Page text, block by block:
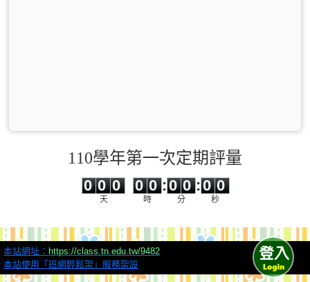
110學年第一次定期評量
0
0
0
0
0
天
0
0 0
時
:
0
0
0
0
分
:
0
0
0
0
秒
本站網址： https://class.tn.edu.tw/9482
本站使用「班網輕鬆架」服務架設